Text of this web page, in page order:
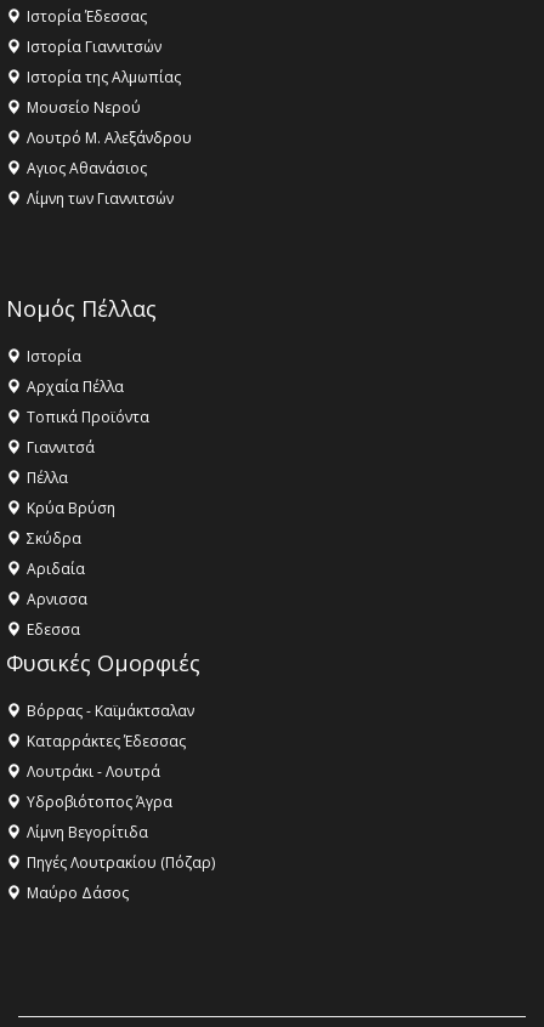
Ιστορία Έδεσσας
Ιστορία Γιαννιτσών
Ιστορία της Αλμωπίας
Μουσείο Νερού
Λουτρό Μ. Αλεξάνδρου
Αγιος Αθανάσιος
Λίμνη των Γιαννιτσών
Νομός Πέλλας
Ιστορία
Αρχαία Πέλλα
Τοπικά Προϊόντα
Γιαννιτσά
Πέλλα
Κρύα Βρύση
Σκύδρα
Αριδαία
Aρνισσα
Eδεσσα
Φυσικές Ομορφιές
Βόρρας - Καϊμάκτσαλαν
Καταρράκτες Έδεσσας
Λουτράκι - Λουτρά
Υδροβιότοπος Άγρα
Λίμνη Βεγορίτιδα
Πηγές Λουτρακίου (Πόζαρ)
Μαύρο Δάσος